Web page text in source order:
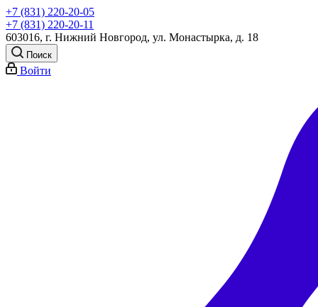
+7 (831) 220-20-05
+7 (831) 220-20-11
603016, г. Нижний Новгород, ул. Монастырка, д. 18
Поиск
Войти